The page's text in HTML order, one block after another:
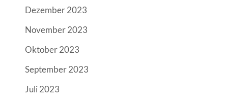
Dezember 2023
November 2023
Oktober 2023
September 2023
Juli 2023